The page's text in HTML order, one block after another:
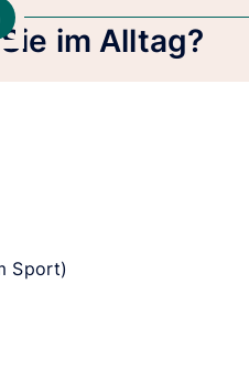
im Alltag?
Sport)